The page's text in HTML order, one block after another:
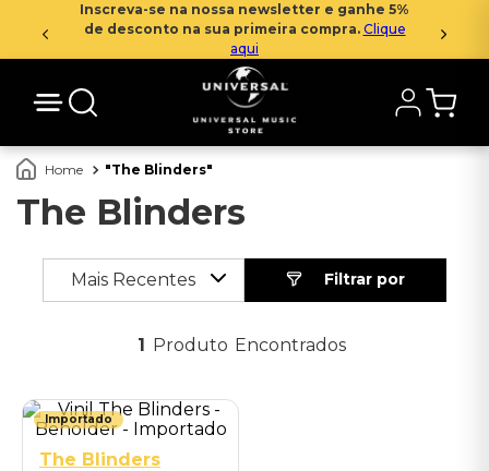
Inscreva-se na nossa newsletter e ganhe 5%
de desconto na sua primeira compra. Clique
aqui
The Blinders
The Blinders
Mais Recentes
1 Produto
Importado
The Blinders